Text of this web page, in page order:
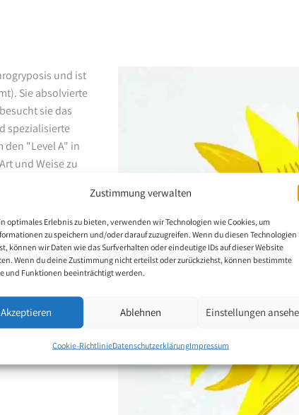
Zustimmung verwalten
optimales Erlebnis zu bieten, verwenden wir Technologien wie Cookies, um
zu speichern und/oder darauf zuzugreifen. Wenn du diesen Technologien
können wir Daten wie das Surfverhalten oder eindeutige IDs auf dieser Website
Wenn du deine Zustimmung nicht erteilst oder zurückziehst, können bestimmte
und Funktionen beeinträchtigt werden.
Akzeptieren Ablehnen Einstellungen
Cookie-RichtlinieDatenschutzerklärungImpressum
und ist
Sie absolvierte
sie das
spezialisierte
den "Level A" in
und Weise zu
da ihr Malstil
verraten Talent.